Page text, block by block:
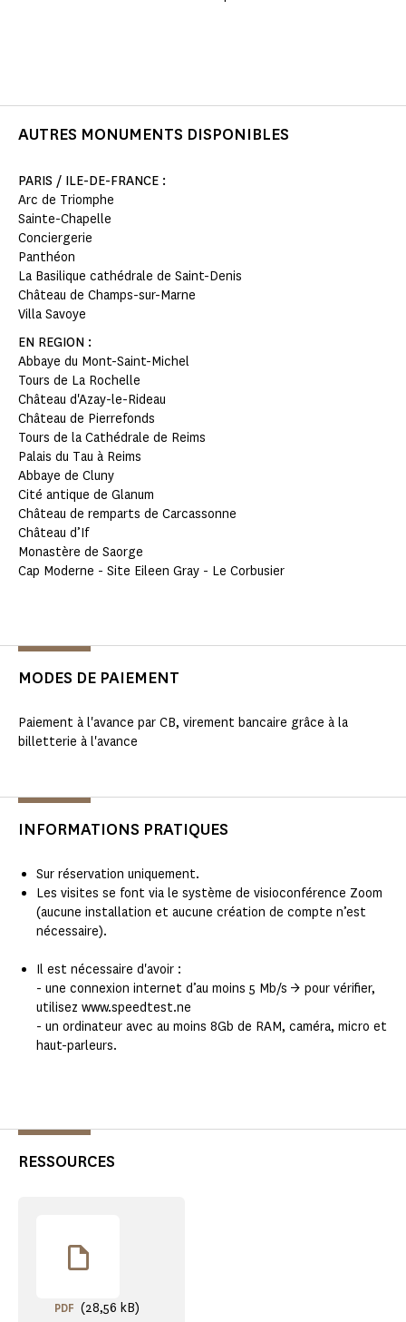
AUTRES MONUMENTS DISPONIBLES
PARIS / ILE-DE-FRANCE :
Arc de Triomphe
Sainte-Chapelle
Conciergerie
Panthéon
La Basilique cathédrale de Saint-Denis
Château de Champs-sur-Marne
Villa Savoye
EN REGION :
Abbaye du Mont-Saint-Michel
Tours de La Rochelle
Château d'Azay-le-Rideau
Château de Pierrefonds
Tours de la Cathédrale de Reims
Palais du Tau à Reims
Abbaye de Cluny
Cité antique de Glanum
Château de remparts de Carcassonne
Château d’If
Monastère de Saorge
Cap Moderne - Site Eileen Gray - Le Corbusier
MODES DE PAIEMENT
Paiement à l'avance par CB, virement bancaire grâce à la
billetterie à l'avance
INFORMATIONS PRATIQUES
Sur réservation uniquement.
Les visites se font via le système de visioconférence Zoom
(aucune installation et aucune création de compte n’est
nécessaire).
Il est nécessaire d'avoir :
- une connexion internet d’au moins 5 Mb/s -> pour vérifier,
utilisez www.speedtest.ne
- un ordinateur avec au moins 8Gb de RAM, caméra, micro et
haut-parleurs.
RESSOURCES
PDF (28,56 kB)